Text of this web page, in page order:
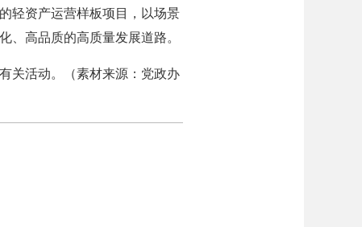
轻资产运营样板项目，以场景
、高品质的高质量发展道路。
关活动。（素材来源：党政办